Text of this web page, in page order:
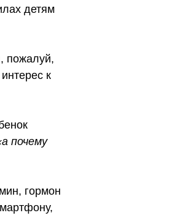
детям
пожалуй,
к
почему
гормон